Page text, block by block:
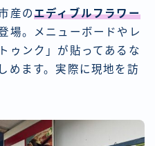
産のエディブルフラワー
場。メニューボードやレ
ゥンク」が貼ってあるな
めます。実際に現地を訪